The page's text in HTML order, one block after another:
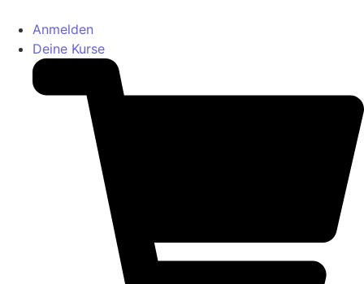
Anmelden
Deine Kurse